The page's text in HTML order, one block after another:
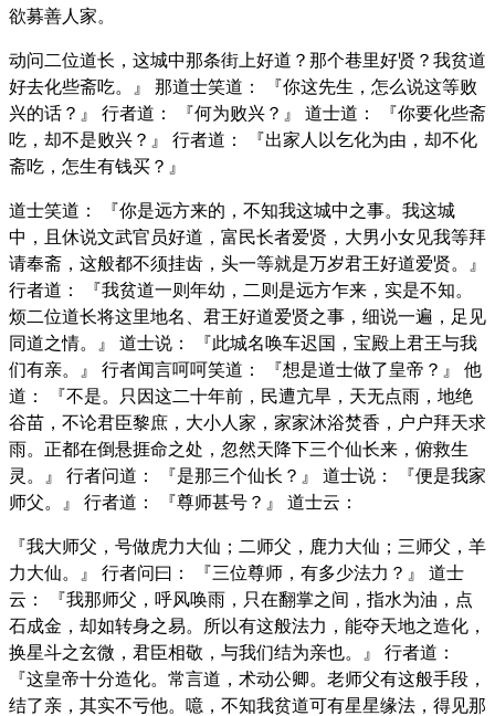
欲募善人家。
动问二位道长，这城中那条街上好道？那个巷里好贤？我贫道
好去化些斋吃。』 那道士笑道： 『你这先生，怎么说这等败
兴的话？』 行者道： 『何为败兴？』 道士道： 『你要化些斋
吃，却不是败兴？』 行者道： 『出家人以乞化为由，却不化
斋吃，怎生有钱买？』
道士笑道： 『你是远方来的，不知我这城中之事。我这城
中，且休说文武官员好道，富民长者爱贤，大男小女见我等拜
请奉斋，这般都不须挂齿，头一等就是万岁君王好道爱贤。』
行者道： 『我贫道一则年幼，二则是远方乍来，实是不知。
烦二位道长将这里地名、君王好道爱贤之事，细说一遍，足见
同道之情。』 道士说： 『此城名唤车迟国，宝殿上君王与我
们有亲。』 行者闻言呵呵笑道： 『想是道士做了皇帝？』 他
道： 『不是。只因这二十年前，民遭亢旱，天无点雨，地绝
谷苗，不论君臣黎庶，大小人家，家家沐浴焚香，户户拜天求
雨。正都在倒悬捱命之处，忽然天降下三个仙长来，俯救生
灵。』 行者问道： 『是那三个仙长？』 道士说： 『便是我家
师父。』 行者道： 『尊师甚号？』 道士云：
『我大师父，号做虎力大仙；二师父，鹿力大仙；三师父，羊
力大仙。』 行者问曰： 『三位尊师，有多少法力？』 道士
云： 『我那师父，呼风唤雨，只在翻掌之间，指水为油，点
石成金，却如转身之易。所以有这般法力，能夺天地之造化，
换星斗之玄微，君臣相敬，与我们结为亲也。』 行者道：
『这皇帝十分造化。常言道，术动公卿。老师父有这般手段，
结了亲，其实不亏他。噫，不知我贫道可有星星缘法，得见那